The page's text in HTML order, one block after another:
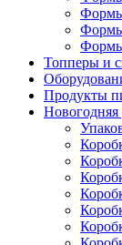
Формы
Формы
Формы
Топперы и
Продукты
Новогодняя